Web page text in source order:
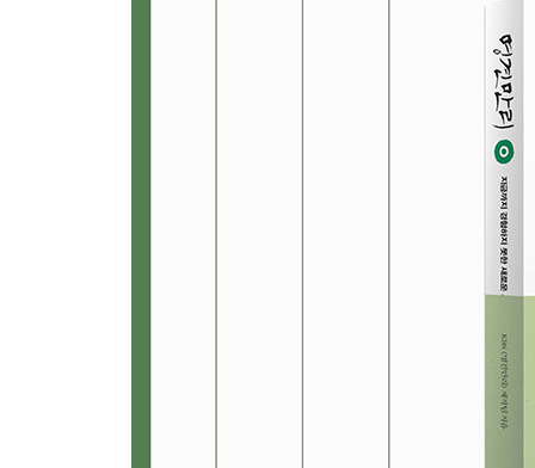
세계적 투자가 짐 로저스는 자녀들에게 중국과
중국, 러시아 3국의 접경지역이다. 이곳에 새로운
8장. 장마당 세대와 돈주, 북한 신인류에 주목하라
750여 개의 장마당. 2억 원이 넘는 평양의 아파트
장마당 세대. 우리만 모르고 있는 북한의 변화는
걸릴지 안 걸릴지 모를 병에 대비해 수많은 보험